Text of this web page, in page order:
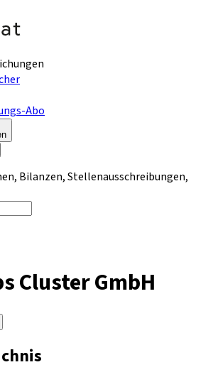
Abo
Bilanzen, Stellenausschreibungen,
Cluster GmbH